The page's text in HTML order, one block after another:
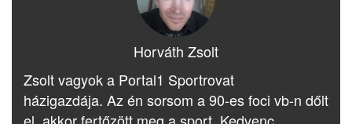
Horváth Zsolt
Zsolt vagyok a Portal1 Sportrovat
házigazdája. Az én sorsom a 90-es foci vb-n dőlt